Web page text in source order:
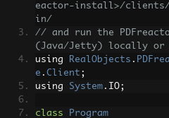
eactor-install>/clients/
in/
// and run the
(Java/Jetty) locally or
using
RealObjects .
e . Client ;
using System . IO;
class
Program